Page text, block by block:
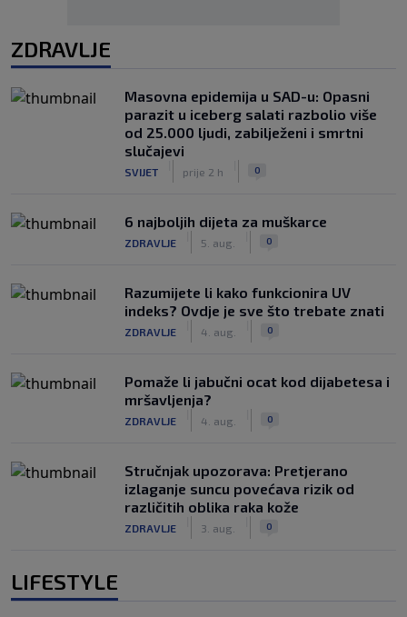
ZDRAVLJE
Masovna epidemija u SAD-u: Opasni
parazit u iceberg salati razbolio više
od 25.000 ljudi, zabilježeni i smrtni
slučajevi
SVIJET prije 2 h 0
6 najboljih dijeta za muškarce
ZDRAVLJE 5. aug. 0
Razumijete li kako funkcionira UV
indeks? Ovdje je sve što trebate znati
ZDRAVLJE 4. aug. 0
Pomaže li jabučni ocat kod dijabetesa i
mršavljenja?
ZDRAVLJE 4. aug. 0
Stručnjak upozorava: Pretjerano
izlaganje suncu povećava rizik od
različitih oblika raka kože
ZDRAVLJE 3. aug. 0
LIFESTYLE